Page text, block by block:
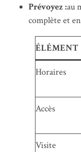
Prévoyez :au
complète et
ÉLÉMENT
Horaires
Accès
Visite